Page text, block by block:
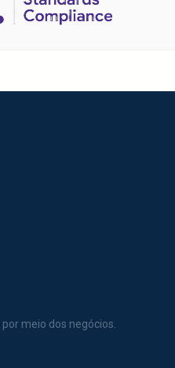
meio dos negócios.